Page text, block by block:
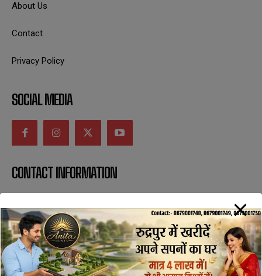
About Us
Contact
Privacy Policy
SOCIAL MEDIA
CONTACT INFORMATION
SUBSCRIBE NOW